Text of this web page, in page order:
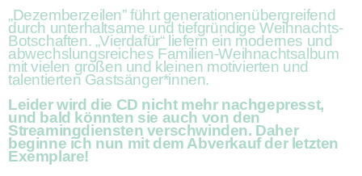
„Dezemberzeilen” führt generationenübergreifend
durch unterhaltsame und tiefgründige Weihnachts-
Botschaften. „Vierdafür“ liefern ein modernes und
abwechslungsreiches Familien-Weihnachtsalbum
mit vielen großen und kleinen motivierten und
talentierten Gastsänger*innen.
Leider wird die CD nicht mehr nachgepresst,
und bald könnten sie auch von den
Streamingdiensten verschwinden. Daher
beginne ich nun mit dem Abverkauf der letzten
Exemplare!